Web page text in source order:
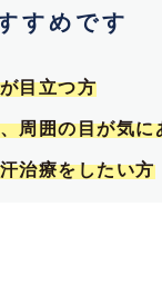
すめです
目立つ方
周囲の目が気に
治療をしたい方